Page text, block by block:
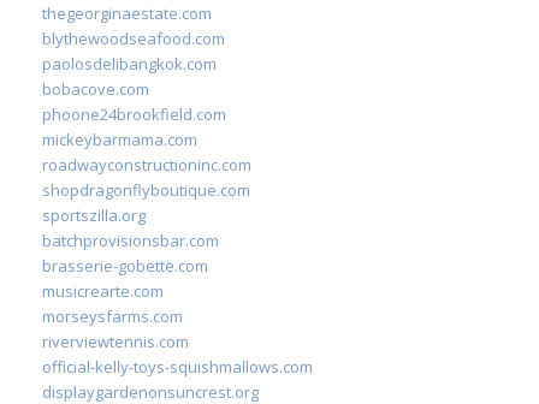
thegeorginaestate.com
blythewoodseafood.com
paolosdelibangkok.com
bobacove.com
phoone24brookfield.com
mickeybarmama.com
roadwayconstructioninc.com
shopdragonflyboutique.com
sportszilla.org
batchprovisionsbar.com
brasserie-gobette.com
musicrearte.com
morseysfarms.com
riverviewtennis.com
official-kelly-toys-squishmallows.com
displaygardenonsuncrest.org